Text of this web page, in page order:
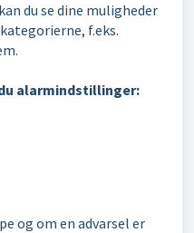
du se dine muligheder
f.eks.
alarmindstillinger:
og om en advarsel er